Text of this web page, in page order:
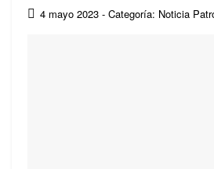
4 mayo 2023 - Categoría: Noticia